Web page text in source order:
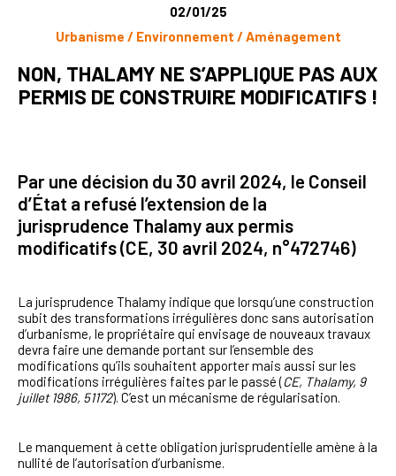
02/01/25
Urbanisme / Environnement / Aménagement
NON, THALAMY NE S’APPLIQUE PAS AUX
PERMIS DE CONSTRUIRE MODIFICATIFS !
Par une décision du 30 avril 2024, le Conseil
d’État a refusé l’extension de la
jurisprudence Thalamy aux permis
modificatifs (CE, 30 avril 2024, n°472746)
La jurisprudence Thalamy indique que lorsqu’une construction
subit des transformations irrégulières donc sans autorisation
d’urbanisme, le propriétaire qui envisage de nouveaux travaux
devra faire une demande portant sur l’ensemble des
modifications qu’ils souhaitent apporter mais aussi sur les
modifications irrégulières faites par le passé (CE, Thalamy, 9
juillet 1986, 51172). C’est un mécanisme de régularisation.
Le manquement à cette obligation jurisprudentielle amène à la
nullité de l’autorisation d’urbanisme.